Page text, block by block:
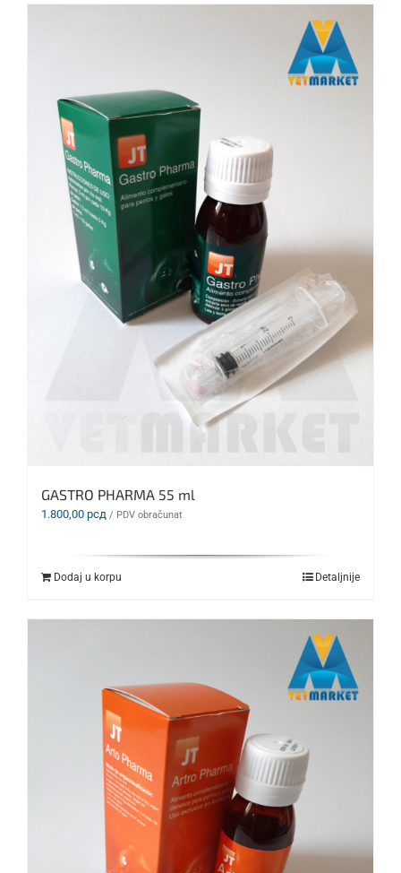
GASTRO PHARMA 55 ml
1.800,00 рсд / PDV obračunat
Dodaj u korpu Detaljnije